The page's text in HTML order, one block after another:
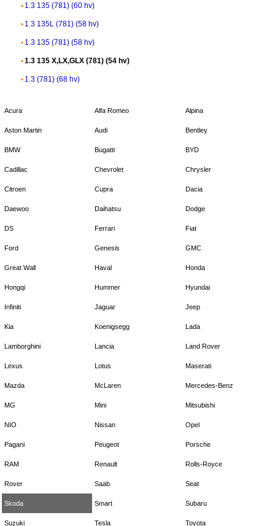
1.3 135 (781) (60 hv)
1.3 135L (781) (58 hv)
1.3 135 (781) (58 hv)
1.3 135 X,LX,GLX (781) (54 hv)
1.3 (781) (68 hv)
Acura Alfa Romeo Alpina
Aston Martin Audi Bentley
BMW Bugatti BYD
Cadillac Chevrolet Chrysler
Citroen Cupra Dacia
Daewoo Daihatsu Dodge
DS Ferrari Fiat
Ford Genesis GMC
Great Wall Haval Honda
Hongqi Hummer Hyundai
Infiniti Jaguar Jeep
Kia Koenigsegg Lada
Lamborghini Lancia Land Rover
Lexus Lotus Maserati
Mazda McLaren Mercedes-Benz
MG Mini Mitsubishi
NIO Nissan Opel
Pagani Peugeot Porsche
RAM Renault Rolls-Royce
Rover Saab Seat
Skoda Smart Subaru
Suzuki Tesla Toyota